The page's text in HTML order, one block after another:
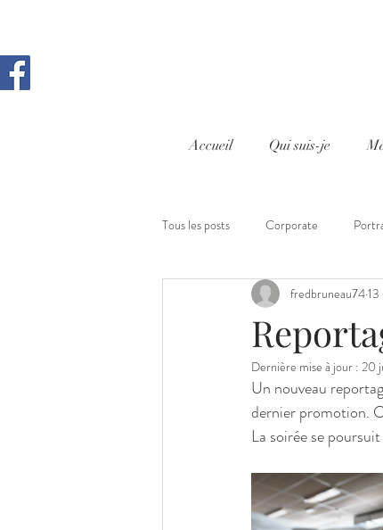
Accueil Qui suis-je
Tous les posts Corporate
Cours photo Aix en Provence
fredbruneau74
Dernière mise à jour : 20
Un nouveau
dernier promotion.
La soirée se